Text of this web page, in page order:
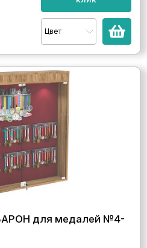
Цвет
для медалей №4-